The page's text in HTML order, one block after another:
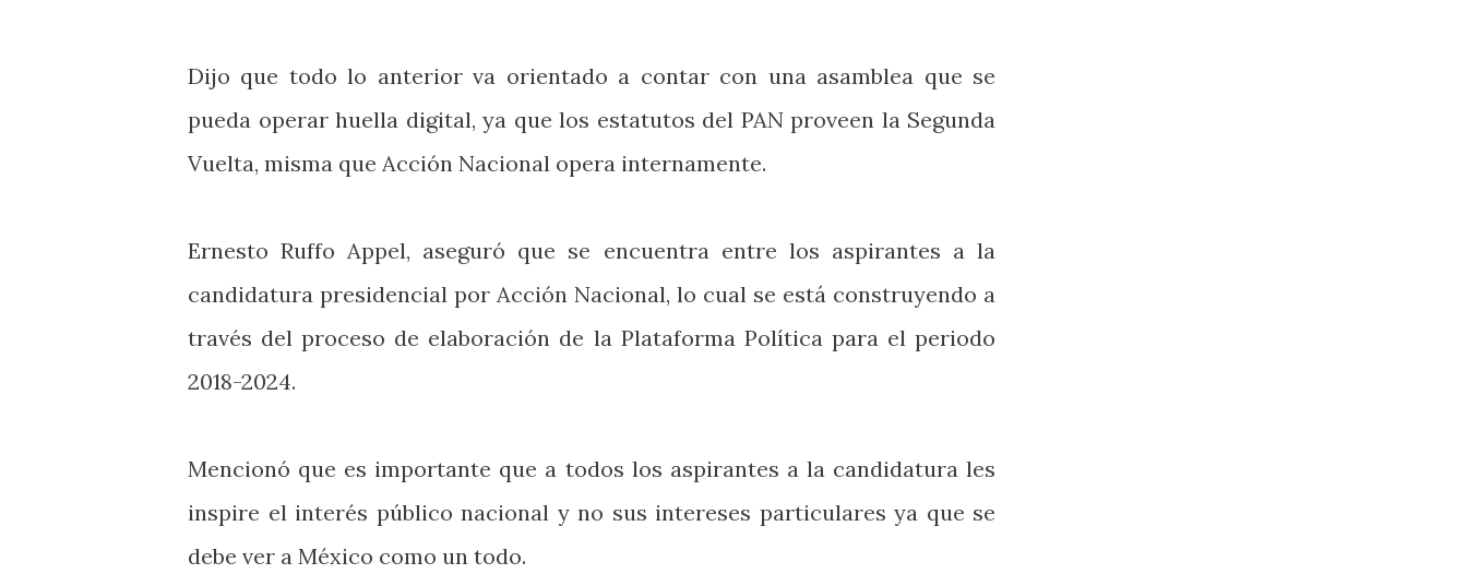
Dijo que todo lo anterior va orientado a contar con una asamblea que se
pueda operar huella digital, ya que los estatutos del PAN proveen la Segunda
Vuelta, misma que Acción Nacional opera internamente.
Ernesto Ruffo Appel, aseguró que se encuentra entre los aspirantes a la
candidatura presidencial por Acción Nacional, lo cual se está construyendo a
través del proceso de elaboración de la Plataforma Política para el periodo
2018-2024.
Mencionó que es importante que a todos los aspirantes a la candidatura les
inspire el interés público nacional y no sus intereses particulares ya que se
debe ver a México como un todo.